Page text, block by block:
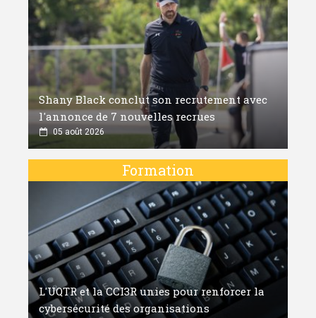
Shany Black conclut son recrutement avec
l'annonce de 7 nouvelles recrues
05 août 2026
Formation
L'UQTR et la CCI3R unies pour renforcer la
cybersécurité des organisations